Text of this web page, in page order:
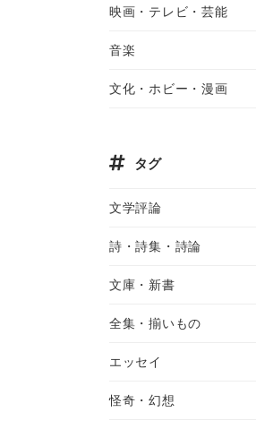
映画・テレビ・芸能
音楽
文化・ホビー・漫画
タグ
文学評論
詩・詩集・詩論
文庫・新書
全集・揃いもの
エッセイ
怪奇・幻想